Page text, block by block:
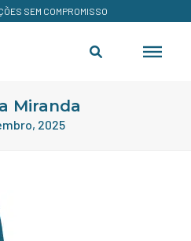
SEM COMPROMISSO
Miranda
2025